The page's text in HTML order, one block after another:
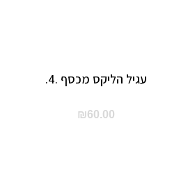
עגיל הליקס מכסף .4.
₪60.00